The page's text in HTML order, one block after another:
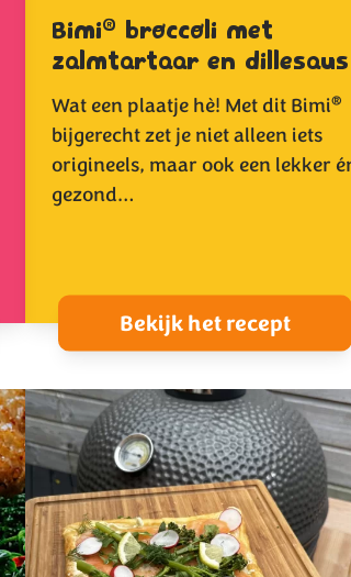
Bimi® broccoli met
zalmtartaar en dillesaus
Wat een plaatje hè! Met dit Bimi®
bijgerecht zet je niet alleen iets
origineels, maar ook een lekker
gezond…
Bekijk het recept